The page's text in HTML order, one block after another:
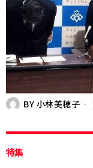
BY 小林美穂子
特集